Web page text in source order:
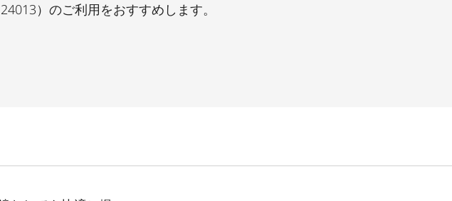
24013）のご利用をおすすめします。